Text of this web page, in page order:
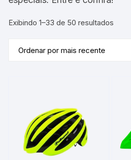
Exibindo 1–33 de 50 resultados